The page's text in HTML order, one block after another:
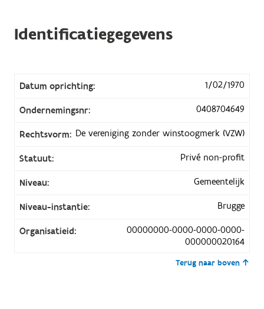
Identificatiegegevens
Datum oprichting: 1/02/1970
Ondernemingsnr: 0408704649
Rechtsvorm: De vereniging zonder winstoogmerk (VZW)
Statuut: Privé non-profit
Niveau: Gemeentelijk
Niveau-instantie: Brugge
Organisatieid:
00000000-0000-0000-0000-
000000020164
Terug naar boven